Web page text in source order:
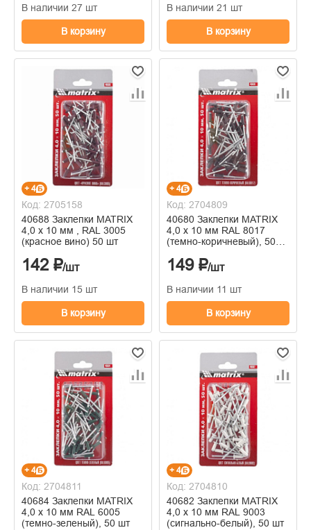
В наличии 27 шт
В корзину
В наличии 21 шт
В корзину
+ 4
Код: 2705158
40688 Заклепки MATRIX
4,0 х 10 мм , RAL 3005
(красное вино) 50 шт
142 ₽/шт
В наличии 15 шт
В корзину
+ 4
Код: 2704809
40680 Заклепки MATRIX
4,0 х 10 мм RAL 8017
(темно-коричневый), 50
149 ₽/шт
В наличии 11 шт
В корзину
+ 4
Код: 2704811
40684 Заклепки MATRIX
4,0 х 10 мм RAL 6005
(темно-зеленый), 50 шт
+ 4
Код: 2704810
40682 Заклепки MATRIX
4,0 х 10 мм RAL 9003
(сигнально-белый), 50 шт